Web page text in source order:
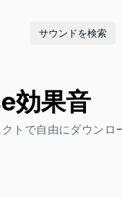
サウンドを検索
効果音
トで自由にダウンロ